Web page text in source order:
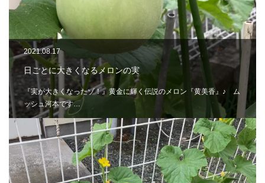
2021.08.17
日ごとに大きくなるメロンの実
『実が大きくなったゾ！』黄金に輝く伝説のメロン『黄美香』♪ ム
ッシュ河本です…